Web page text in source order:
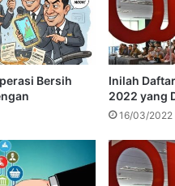
Bersih
Inilah
2022 yang
16/03/2022